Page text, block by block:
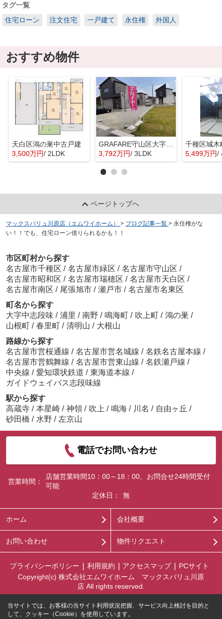
タグ一覧
住宅ローン
注文住宅 一戸建て 永住権 外国人
おすすめ物件
天白区鴻の巣中古戸建
3,500万円/ 2LDK
GRAFARE守山区大字上志段味6期4棟【仲介手数料無料 上志段味東小 志段味中】
3,792万円/ 3LDK
千種区城木
5,499万円/
ページトップへ
マックスバリュ川原店（エムワイホーム） > ブログ記事一覧 > 永住権がな
い！！でも、住宅ローン借りられるかも！！
市区町村から探す
名古屋市千種区 / 名古屋市緑区 / 名古屋市守山区 /
名古屋市昭和区 / 名古屋市瑞穂区 / 名古屋市天白区 /
名古屋市南区 / 尾張旭市 / 瀬戸市 / 名古屋市名東区
町名から探す
大字中志段味 / 浦里 / 南野 / 鳴海町 / 吹上町 / 鴻の巣 /
山根町 / 春里町 / 清明山 / 大根山
路線から探す
名古屋市営桜通線 / 名古屋市営名城線 / 名鉄名古屋本線 /
名古屋市営鶴舞線 / 名古屋市営東山線 / 名鉄瀬戸線 /
中央線 / 愛知環状鉄道 / 東海道本線 /
ガイドウェイバス志段味線
駅から探す
高蔵寺 / 本星崎 / 神領 / 吹上 / 鳴海 / 川名 / 自由ヶ丘 /
砂田橋 / 水野 / 左京山
電話でお問い合わせ
営業時間：
店舗営業時間10：00～18：00、お問合せ24時間受付
可能
定休日：
無
ホーム 会社概要
お問い合わせ 物件リクエスト
プライバシーポリシー 利用規約 アクセスマップ
PCサイト
Copyright(c) 株式会社エムワイホーム マックスバリュ川原
店 All rights reserved.
当サイトでは、お客様の当サイト利用状況把握、サービス向上検討を目的と
して、クッキー（Cookie）を使用しています。